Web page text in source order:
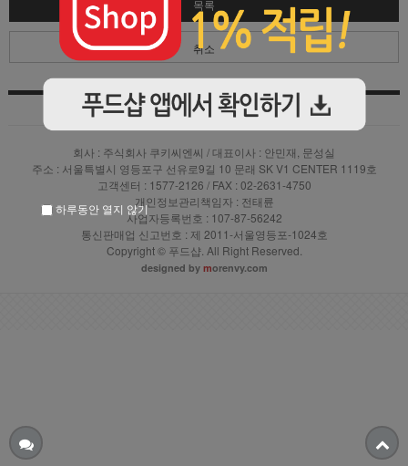
목록
취소
상품입점안내|개인정보 처리방침 |이용약관|PC버전 바로가기
회사 : 주식회사 쿠키씨엔씨 / 대표이사 : 안민재, 문성실
주소 : 서울특별시 영등포구 선유로9길 10 문래 SK V1 CENTER 1119호
고객센터 : 1577-2126 / FAX : 02-2631-4750
개인정보관리책임자 : 전태륜
사업자등록번호 : 107-87-56242
통신판매업 신고번호 : 제 2011-서울영등포-1024호
Copyright © 푸드샵. All Right Reserved.
designed by morenvy.com
하루동안 열지 않기